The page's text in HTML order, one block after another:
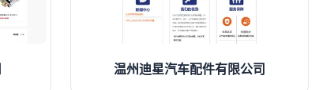
温州迪星汽车配件有限公司